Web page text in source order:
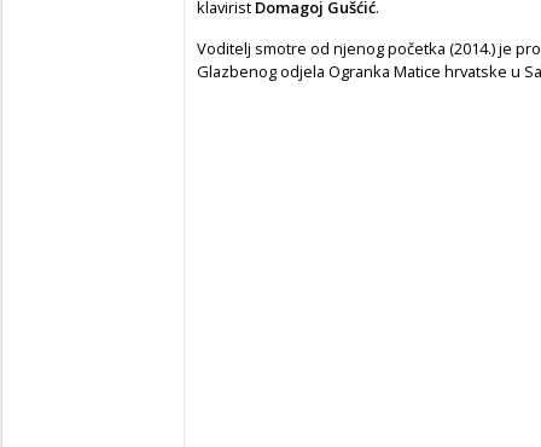
klavirist Domagoj Gušćić.
Voditelj smotre od njenog početka (2014.) je
Glazbenog odjela Ogranka Matice hrvatske u